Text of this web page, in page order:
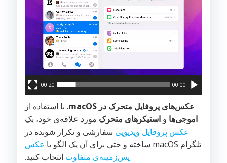
00:00
00:20
عکس‌های پروفایل متحرک در macOS
. با استفاده از
اموجی‌ها و استیکرهای متحرک مورد علاقه‌ی خود، یک
عکس پروفایل ویدیویی سفارشی و تکرار شونده در
تلگرام macOS ساخته و حتی برای آن یک الگو یا
عکس
پس‌زمینه‌ی متفاوت انتخاب کنید.